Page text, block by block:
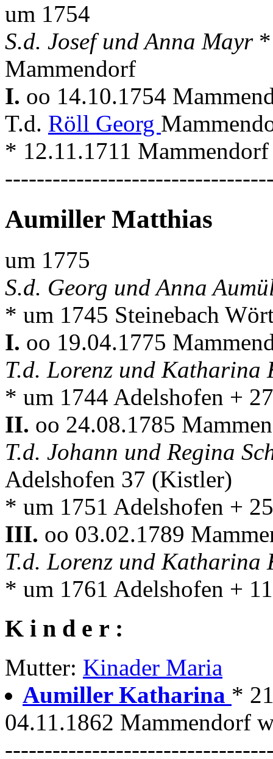
um 1754
S.d. Josef und Anna Mayr
Mammendorf
I. oo 14.10.1754
T.d. Röll Georg
* 12.11.1711
Aumiller Matthias
um 1775
S.d. Georg und Anna
* um 1745 Steinebach
I. oo 19.04.1775
T.d. Lorenz und
* um 1744 Adelshofen +
II. oo 24.08.1785
T.d. Johann und Regina
Adelshofen 37 (Kistler)
* um 1751 Adelshofen +
III. oo 03.02.1789
T.d. Lorenz und
* um 1761 Adelshofen +
K i n d e r :
Mutter: Kinader Maria
Aumiller Katharina *
04.11.1862 Mammendorf